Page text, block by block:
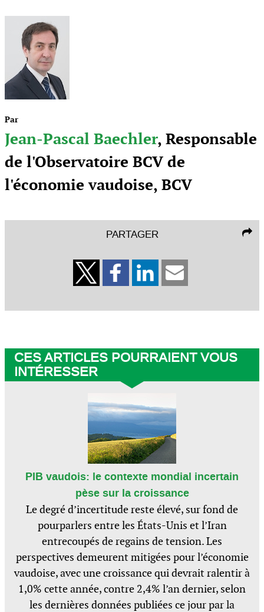
Par
Jean-Pascal Baechler, Responsable
de l'Observatoire BCV de
l'économie vaudoise, BCV
PARTAGER
CES ARTICLES POURRAIENT VOUS
INTÉRESSER
PIB vaudois: le contexte mondial incertain
pèse sur la croissance
Le degré d’incertitude reste élevé, sur fond de
pourparlers entre les États-Unis et l’Iran
entrecoupés de regains de tension. Les
perspectives demeurent mitigées pour l’économie
vaudoise, avec une croissance qui devrait ralentir à
1,0% cette année, contre 2,4% l’an dernier, selon
les dernières données publiées ce jour par la